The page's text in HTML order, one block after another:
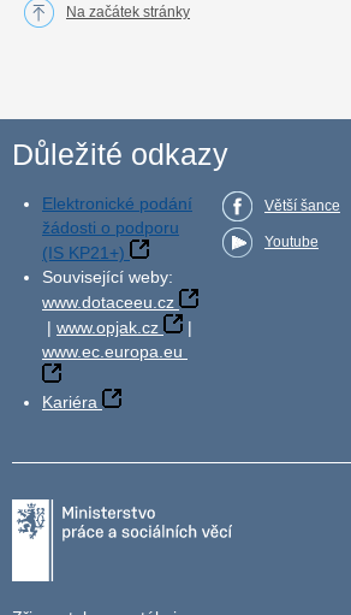
Na začátek stránky
Důležité odkazy
Elektronické podání
žádosti o podporu
(IS KP21+)
Související weby:
www.dotaceeu.cz
| www.opjak.cz
|
www.ec.europa.eu
Kariéra
Větší šance
Youtube